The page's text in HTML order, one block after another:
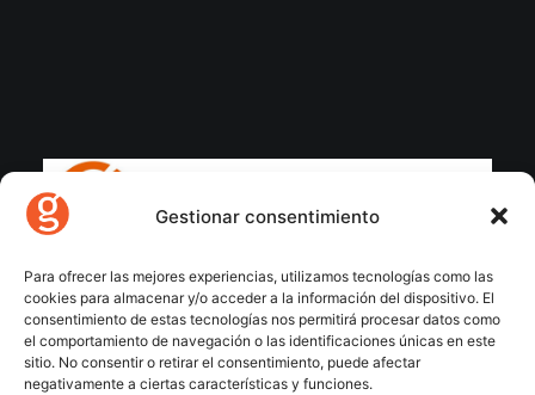
Gestionar consentimiento
Para ofrecer las mejores experiencias, utilizamos tecnologías como las
cookies para almacenar y/o acceder a la información del dispositivo. El
consentimiento de estas tecnologías nos permitirá procesar datos como
el comportamiento de navegación o las identificaciones únicas en este
sitio. No consentir o retirar el consentimiento, puede afectar
negativamente a ciertas características y funciones.